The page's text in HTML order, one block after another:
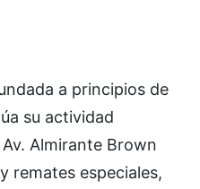
a principios de
su actividad
Almirante Brown
remates especiales,